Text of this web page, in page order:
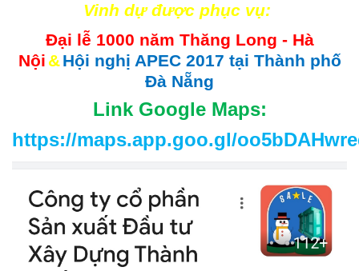
Vinh dự được phục vụ:
Đại lễ 1000 năm Thăng Long - Hà
Nội &Hội nghị APEC 2017 tại Thành phố
Đà Nẵng
Link Google Maps:
https://maps.app.goo.gl/